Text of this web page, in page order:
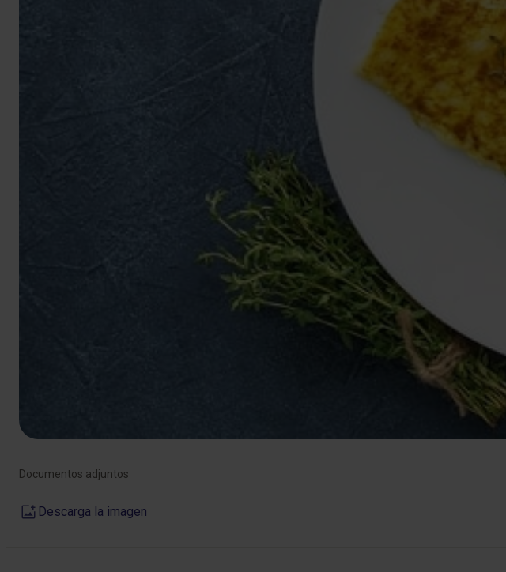
Documentos adjuntos
Descarga la imagen